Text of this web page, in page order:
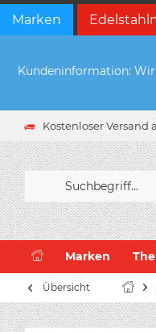
Marken
Kundeninformation:
Kostenloser Versand
Marken
Übersicht